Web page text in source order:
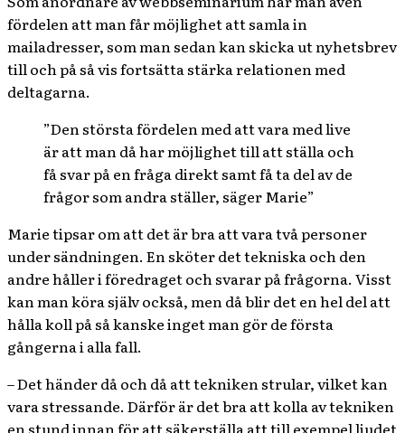
fördelen att man får möjlighet att samla in
mailadresser, som man sedan kan skicka ut nyhetsbrev
till och på så vis fortsätta stärka relationen med
deltagarna.
”Den största fördelen med att vara med live
är att man då har möjlighet till att ställa och
få svar på en fråga direkt samt få ta del av de
frågor som andra ställer, säger Marie”
Marie tipsar om att det är bra att vara två personer
under sändningen. En sköter det tekniska och den
andre håller i föredraget och svarar på frågorna. Visst
kan man köra själv också, men då blir det en hel del att
hålla koll på så kanske inget man gör de första
gångerna i alla fall.
– Det händer då och då att tekniken strular, vilket kan
vara stressande. Därför är det bra att kolla av tekniken
en stund innan för att säkerställa att till exempel ljudet